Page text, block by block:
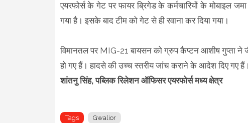
एयरफोर्स के गेट पर फायर ब्रिगेड के कर्मचारियों के मोबाइल
गया है। इसके बाद टीम को गेट से ही रवाना कर दिया गया।
विमानतल पर MIG-21 बायसन को ग्रुप कैप्टन आशीष गुप्ता ने
हो गए हैं। हादसे की उच्च स्तरीय जांच कराने के आदेश दिए गए हैं।
शांतनु सिंह, पब्लिक रिलेशन ऑफिसर एयरफोर्स मध्य क्षेत्र
Tags Gwalior